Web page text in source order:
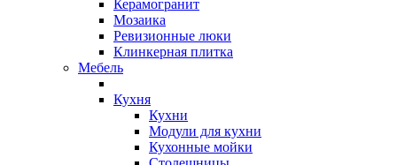
Керамогранит
Мозаика
Ревизионные люки
Клинкерная плитка
Мебель
Кухня
Кухни
Модули для кухни
Кухонные мойки